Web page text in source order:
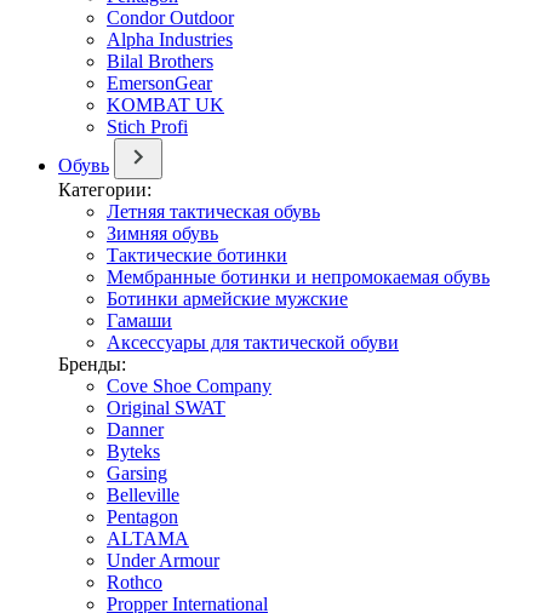
Condor Outdoor
Alpha Industries
Bilal Brothers
EmersonGear
KOMBAT UK
Stich Profi
Обувь
Категории:
Летняя тактическая обувь
Зимняя обувь
Тактические ботинки
Мембранные ботинки и непромокаемая обувь
Ботинки армейские мужские
Гамаши
Аксессуары для тактической обуви
Бренды:
Cove Shoe Company
Original SWAT
Danner
Byteks
Garsing
Belleville
Pentagon
ALTAMA
Under Armour
Rothco
Propper International